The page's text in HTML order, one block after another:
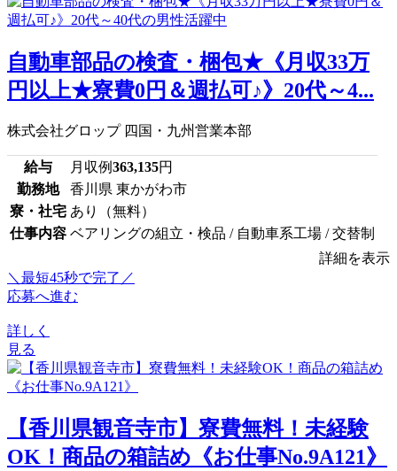
自動車部品の検査・梱包★《月収33万
円以上★寮費0円＆週払可♪》20代～4...
株式会社グロップ 四国・九州営業本部
給与 月収例363,135円
勤務地
香川県 東かがわ市
寮・社宅 あり（無料）
仕事内容 ベアリングの組立・検品 / 自動車系工場 / 交替制
詳細を表示
＼最短45秒で完了／
応募へ進む
詳しく
見る
【香川県観音寺市】寮費無料！未経験
OK！商品の箱詰め《お仕事No.9A121》